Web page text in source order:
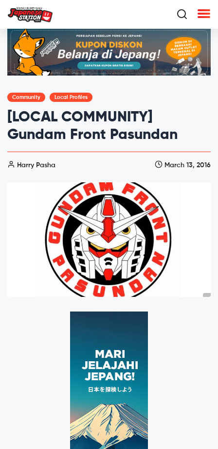
Community Local Profiles
[LOCAL COMMUNITY]
Gundam Front Pasundan
Harry Pasha March 13, 2016